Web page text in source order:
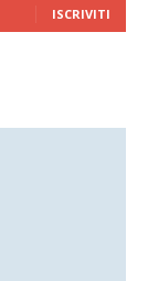
ISCRIVITI